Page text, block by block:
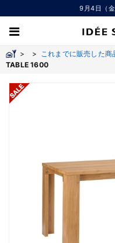
9月4日（
> > これまでに販売した商
TABLE 1600